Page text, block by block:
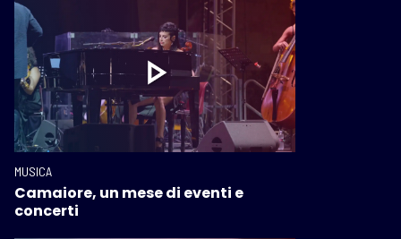
MUSICA
Camaiore, un mese di eventi e
concerti